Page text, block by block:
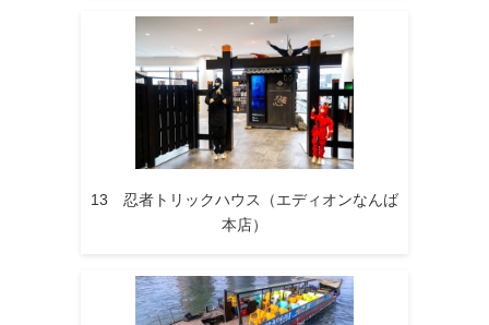
13 忍者トリックハウス（エディオンなんば
本店）